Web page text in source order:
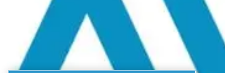
Menu
Une erreur s'est produite